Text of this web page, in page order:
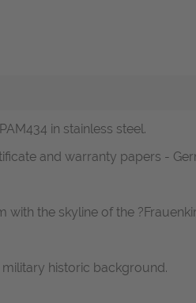
in stainless steel.
and warranty papers -
the skyline of the
historic background.